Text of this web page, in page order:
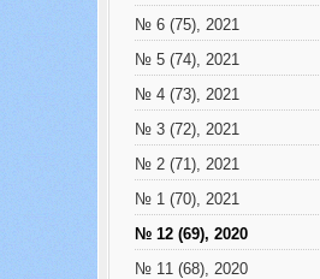
№ 6 (75), 2021
№ 5 (74), 2021
№ 4 (73), 2021
№ 3 (72), 2021
№ 2 (71), 2021
№ 1 (70), 2021
№ 12 (69), 2020
№ 11 (68), 2020